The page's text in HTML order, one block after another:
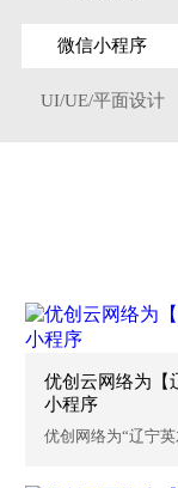
微信小程序
UI/UE/平面设计
优创云网络为【
小程序
优创网络为“辽宁